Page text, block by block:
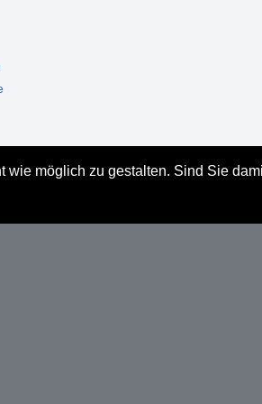
möglich zu gestalten. Sind Sie